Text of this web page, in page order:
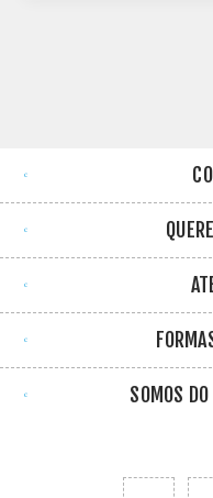
SOMOS